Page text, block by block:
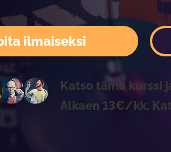
ilmaiseksi
Katso tämä
Alkaen 13€/kk.